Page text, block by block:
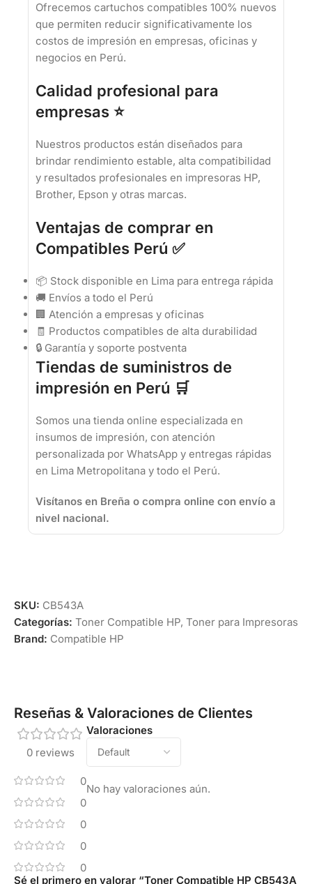
Ofrecemos cartuchos compatibles 100% nuevos
que permiten reducir significativamente los
costos de impresión en empresas, oficinas y
negocios en Perú.
Calidad profesional para
empresas ⭐
Nuestros productos están diseñados para
brindar rendimiento estable, alta compatibilidad
y resultados profesionales en impresoras HP,
Brother, Epson y otras marcas.
Ventajas de comprar en
Compatibles Perú ✅
📦 Stock disponible en Lima para entrega rápida
🚚 Envíos a todo el Perú
🏢 Atención a empresas y oficinas
🧾 Productos compatibles de alta durabilidad
🔒 Garantía y soporte postventa
Tiendas de suministros de
impresión en Perú 🛒
Somos una tienda online especializada en
insumos de impresión, con atención
personalizada por WhatsApp y entregas rápidas
en Lima Metropolitana y todo el Perú.
Visítanos en Breña o compra online con envío a
nivel nacional.
SKU: CB543A
Categorías: Toner Compatible HP, Toner para Impresoras
Brand: Compatible HP
Reseñas & Valoraciones de Clientes
0 reviews
0
0
0
0
0
Valoraciones
No hay valoraciones aún.
Sé el primero en valorar “Toner Compatible HP CB543A